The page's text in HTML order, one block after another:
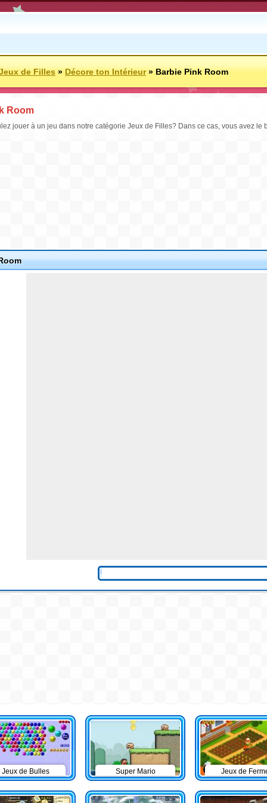
de Filles»Décore ton Intérieur»Barbie Pink Room
Room
jouer à un jeu dans notre catégorie Jeux de Filles? Dans ce cas, vous avez
Jeux de Bulles Super Mario Jeux de